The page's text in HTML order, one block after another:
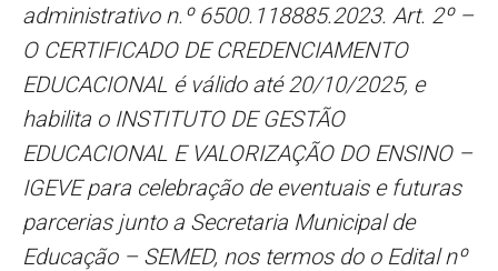
administrativo n.º 6500.118885.2023. Art. 2º –
O CERTIFICADO DE CREDENCIAMENTO
EDUCACIONAL é válido até 20/10/2025, e
habilita o INSTITUTO DE GESTÃO
EDUCACIONAL E VALORIZAÇÃO DO ENSINO –
IGEVE para celebração de eventuais e futuras
parcerias junto a Secretaria Municipal de
Educação – SEMED, nos termos do o Edital nº